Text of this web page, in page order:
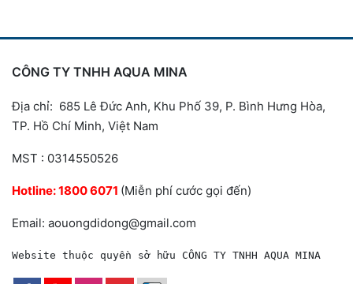
CÔNG TY TNHH AQUA MINA
Địa chỉ: 685 Lê Đức Anh, Khu Phố 39, P. Bình Hưng Hòa,
TP. Hồ Chí Minh, Việt Nam
MST : 0314550526
Hotline:1800 6071 (Miễn phí cước gọi đến)
Email: aouongdidong@gmail.com
Website thuộc quyền sở hữu CÔNG TY TNHH AQUA MINA